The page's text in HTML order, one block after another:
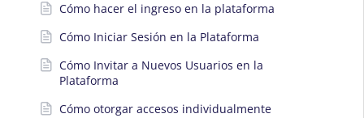
Cómo hacer el ingreso en la plataforma
Cómo Iniciar Sesión en la Plataforma
Cómo Invitar a Nuevos Usuarios en la
Plataforma
Cómo otorgar accesos individualmente